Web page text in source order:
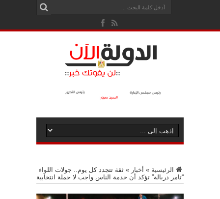
الرئيسية » أخبار » ثقة تتجدد كل يوم.. جولات اللواء
“تامر دربالة” تؤكد أن خدمة الناس واجب لا حملة انتخابية